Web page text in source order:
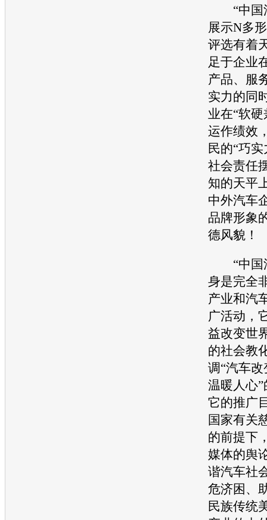
“中国
展示N多
评选有着
足于企业
产品、服
实力的同
业在“软
运作绩效
民的“巧
社会责任
知的天平
中外汽车
品牌形象
德风貌！
“中国
身是完全
产业和汽
广活动，
益改变世
的社会教
调“汽车改
温暖人心
它的推广
国家有关
的前提下
媒体的舆
谐汽车社
危济困、
民族传统